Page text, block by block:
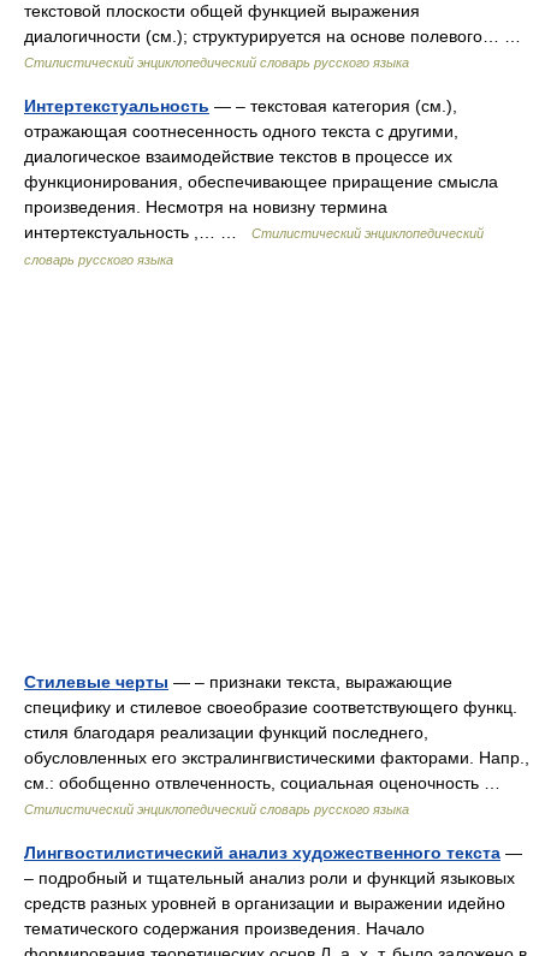
текстовой плоскости общей функцией выражения
диалогичности (см.); структурируется на основе полевого… …
Стилистический энциклопедический словарь русского языка
Интертекстуальность — – текстовая категория (см.),
отражающая соотнесенность одного текста с другими,
диалогическое взаимодействие текстов в процессе их
функционирования, обеспечивающее приращение смысла
произведения. Несмотря на новизну термина
интертекстуальность ,… …
Стилистический энциклопедический
словарь русского языка
Стилевые черты — – признаки текста, выражающие
специфику и стилевое своеобразие соответствующего функц.
стиля благодаря реализации функций последнего,
обусловленных его экстралингвистическими факторами. Напр.,
см.: обобщенно отвлеченность, социальная оценочность …
Стилистический энциклопедический словарь русского языка
Лингвостилистический анализ художественного текста —
– подробный и тщательный анализ роли и функций языковых
средств разных уровней в организации и выражении идейно
тематического содержания произведения. Начало